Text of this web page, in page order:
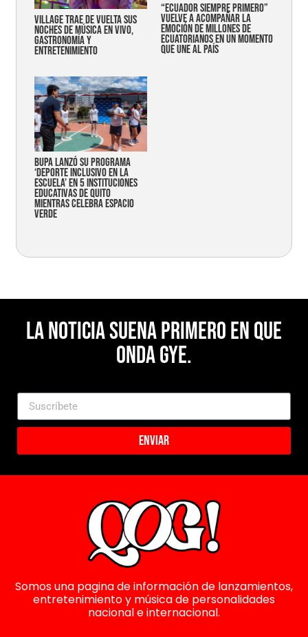
Village trae de vuelta sus
noches de música en vivo,
gastronomía y
entretenimiento
“Ecuador siempre primero”
vuelve a acompañar la
emoción de millones de
ecuatorianos en un momento
que une al país
Bupa lanzó su programa
‘Deporte Inclusivo en la
Escuela’ en 5 instituciones
educativas de Quito
mientras celebra espacio
verde
La noticia suena primero en Que
Onda Gye.
Enviar
Somos una pagina de información de lanzamientos,
entretenimiento y música de personalidades
nacional e internacional.